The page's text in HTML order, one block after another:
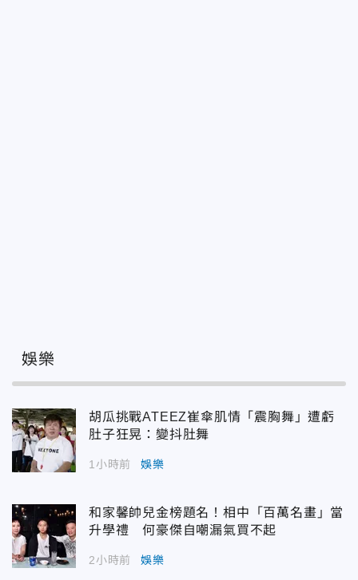
娛樂
胡瓜挑戰ATEEZ崔傘肌情「震胸舞」遭虧
肚子狂晃：變抖肚舞
1小時前 娛樂
和家馨帥兒金榜題名！相中「百萬名畫」當
升學禮 何豪傑自嘲漏氣買不起
2小時前 娛樂